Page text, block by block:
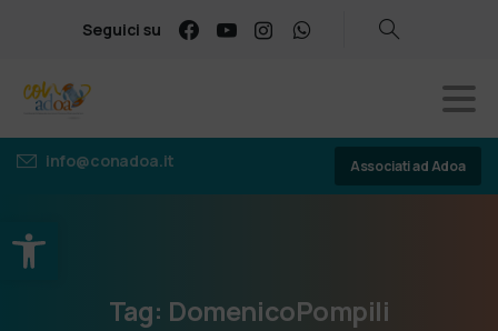
Apri la barra degli strumenti
Seguici su
info@conadoa.it Associati ad Adoa
Tag: DomenicoPompili